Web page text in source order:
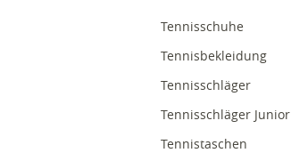
Tennisschuhe
Tennisbekleidung
Tennisschläger
Tennisschläger Junior
Tennistaschen